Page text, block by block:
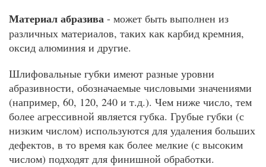
Материал абразива - может быть выполнен из
различных материалов, таких как карбид кремния,
оксид алюминия и другие.
Шлифовальные губки имеют разные уровни
абразивности, обозначаемые числовыми значениями
(например, 60, 120, 240 и т.д.). Чем ниже число, тем
более агрессивной является губка. Грубые губки (с
низким числом) используются для удаления больших
дефектов, в то время как более мелкие (с высоким
числом) подходят для финишной обработки.